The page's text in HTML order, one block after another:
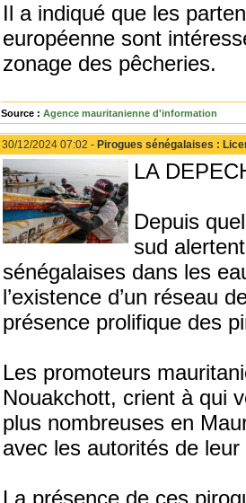
Il a indiqué que les
européenne sont
zonage des pêcheries.
Source : Agence mauritanienne d'information
30/12/2024 07:02 - Pirogues sénégalaises :
LA
Depuis
sud
sénégalaises dans les
l’existence d’un réseau
présence prolifique des
Les promoteurs
Nouakchott, crient à qui
plus nombreuses en
avec les autorités de leur
La présence de ces